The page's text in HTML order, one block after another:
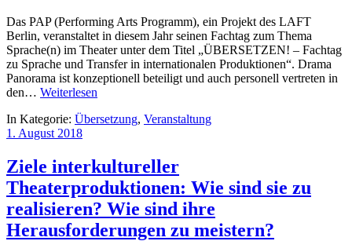
Das PAP (Performing Arts Programm), ein Projekt des LAFT
Berlin, veranstaltet in diesem Jahr seinen Fachtag zum Thema
Sprache(n) im Theater unter dem Titel „ÜBERSETZEN! – Fachtag
zu Sprache und Transfer in internationalen Produktionen“. Drama
Panorama ist konzeptionell beteiligt und auch personell vertreten in
den… Weiterlesen
In Kategorie: Übersetzung, Veranstaltung
1. August 2018
Ziele interkultureller
Theaterproduktionen: Wie sind sie zu
realisieren? Wie sind ihre
Herausforderungen zu meistern?